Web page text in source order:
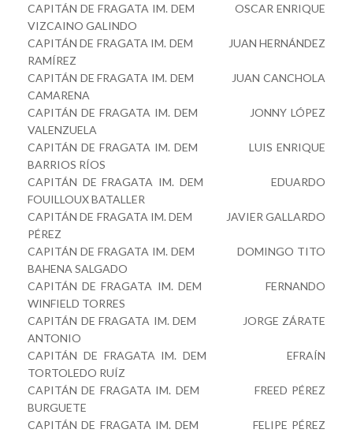
CAPITÁN DE FRAGATA IM. DEM OSCAR ENRIQUE
VIZCAINO GALINDO
CAPITÁN DE FRAGATA IM. DEM JUAN HERNÁNDEZ
RAMÍREZ
CAPITÁN DE FRAGATA IM. DEM JUAN CANCHOLA
CAMARENA
CAPITÁN DE FRAGATA IM. DEM JONNY LÓPEZ
VALENZUELA
CAPITÁN DE FRAGATA IM. DEM LUIS ENRIQUE
BARRIOS RÍOS
CAPITÁN DE FRAGATA IM. DEM EDUARDO
FOUILLOUX BATALLER
CAPITÁN DE FRAGATA IM. DEM JAVIER GALLARDO
PÉREZ
CAPITÁN DE FRAGATA IM. DEM DOMINGO TITO
BAHENA SALGADO
CAPITÁN DE FRAGATA IM. DEM FERNANDO
WINFIELD TORRES
CAPITÁN DE FRAGATA IM. DEM JORGE ZÁRATE
ANTONIO
CAPITÁN DE FRAGATA IM. DEM EFRAÍN
TORTOLEDO RUÍZ
CAPITÁN DE FRAGATA IM. DEM FREED PÉREZ
BURGUETE
CAPITÁN DE FRAGATA IM. DEM FELIPE PÉREZ